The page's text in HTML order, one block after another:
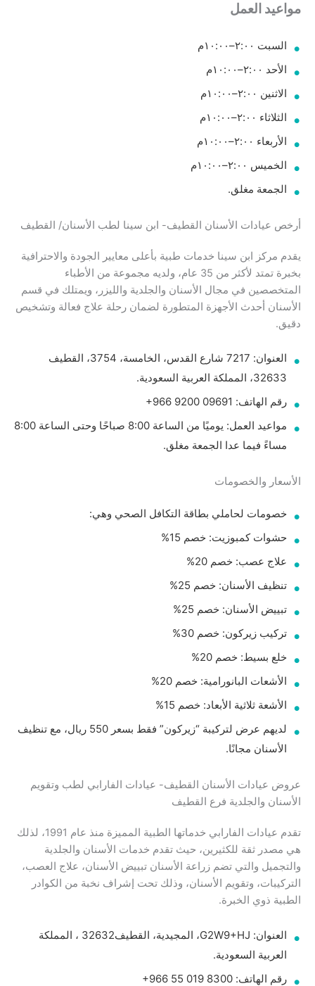
مواعيد العمل
السبت ٢:٠٠–١٠:٠٠م
الأحد ٢:٠٠–١٠:٠٠م
الاثنين ٢:٠٠–١٠:٠٠م
الثلاثاء ٢:٠٠–١٠:٠٠م
الأربعاء ٢:٠٠–١٠:٠٠م
الخميس ٢:٠٠–١٠:٠٠م
الجمعة مغلق.
أرخص عيادات الأسنان القطيف- ابن سينا لطب الأسنان/ القطيف
يقدم مركز ابن سينا خدمات طبية بأعلى معايير الجودة والاحترافية
بخبرة تمتد لأكثر من 35 عام، ولديه مجموعة من الأطباء
المتخصصين في مجال الأسنان والجلدية والليزر، ويمتلك في قسم
الأسنان أحدث الأجهزة المتطورة لضمان رحلة علاج فعالة وتشخيص
دقيق.
32633، المملكة العربية السعودية.
رقم الهاتف: ‏‪+966 9200 09691‬‏
مواعيد العمل: يوميًا من الساعة 8:00 صباحًا وحتى الساعة 8:00
مساءً فيما عدا الجمعة مغلق.
الأسعار والخصومات
خصومات لحاملي بطاقة التكافل الصحي وهي:
حشوات كمبوزيت: خصم 15%
علاج عصب: خصم 20%
تنظيف الأسنان: خصم 25%
تبييض الأسنان: خصم 25%
تركيب زيركون: خصم 30%
خلع بسيط: خصم 20%
الأشعات البانورامية: خصم 20%
الأشعة ثلاثية الأبعاد: خصم 15%
لديهم عرض لتركيبة “زيركون” فقط بسعر 550 ريال، مع تنظيف
الأسنان مجانًا.
عروض عيادات الأسنان القطيف- عيادات الفارابي لطب وتقويم
الأسنان والجلدية فرع القطيف
تقدم عيادات الفارابي خدماتها الطبية المميزة منذ عام 1991، لذلك
هي مصدر ثقة للكثيرين، حيث تقدم خدمات الأسنان والجلدية
والتجميل والتي تضم زراعة الأسنان تبييض الأسنان، علاج العصب،
التركيبات، وتقويم الأسنان، وذلك تحت إشراف نخبة من الكوادر
الطبية ذوي الخبرة.
العنوان: G2W9+HJ، المجيدية، القطيف‎ 32632، المملكة
العربية السعودية.
رقم الهاتف: ‏‪+966 55 019 8300‬‏